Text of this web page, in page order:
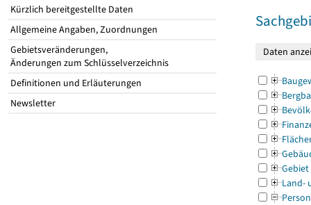
Kürzlich bereitgestellte Daten
Allgemeine Angaben, Zuordnungen
Gebietsveränderungen,
Änderungen zum Schlüsselverzeichnis
Definitionen und Erläuterungen
Newsletter
Gebiet
Land-